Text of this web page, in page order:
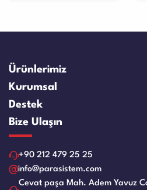
Ürünlerimiz
Para Sayma Makineleri
Para Kontrol Makineleri
Bozuk Para Sayma Makineleri
Elektronik Çelik Para Kasaları
Nakit Para Çekmeceleri
Evrak Kağıt İmha Makineleri
Laminasyon Makineleri
Kurumsal
Hakkımızda
Vizyon & Misyon
Sertifikalar
Referanslar
İnsan Kaynakları
Blog
Destek
Satın Alma Ve Ödeme
Garanti ve Memnuniyet
Ürün Bakım Videoları
Servis Talep Formu
Bayilik
Bize Ulaşın
+90 212 479 25 25
info@parasistem.com
Cevat paşa Mah. Adem Yavuz